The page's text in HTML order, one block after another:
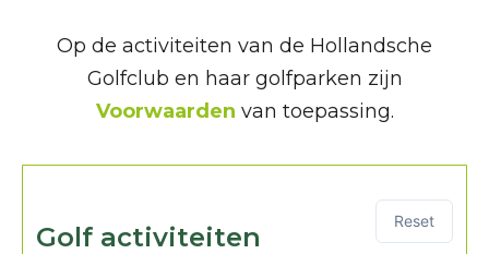
Op de activiteiten van de Hollandsche
Golfclub en haar golfparken zijn
Voorwaarden van toepassing.
Golf activiteiten
Reset